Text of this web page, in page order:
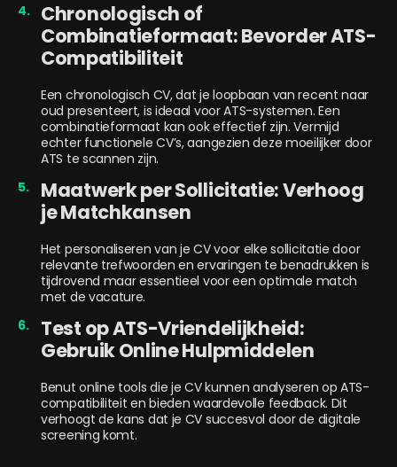
Chronologisch of
Combinatieformaat: Bevorder ATS-
Compatibiliteit
Een chronologisch CV, dat je loopbaan van recent naar
oud presenteert, is ideaal voor ATS-systemen. Een
combinatieformaat kan ook effectief zijn. Vermijd
echter functionele CV’s, aangezien deze moeilijker door
ATS te scannen zijn.
Maatwerk per Sollicitatie: Verhoog
je Matchkansen
Het personaliseren van je CV voor elke sollicitatie door
relevante trefwoorden en ervaringen te benadrukken is
tijdrovend maar essentieel voor een optimale match
met de vacature.
Test op ATS-Vriendelijkheid:
Gebruik Online Hulpmiddelen
Benut online tools die je CV kunnen analyseren op ATS-
compatibiliteit en bieden waardevolle feedback. Dit
verhoogt de kans dat je CV succesvol door de digitale
screening komt.